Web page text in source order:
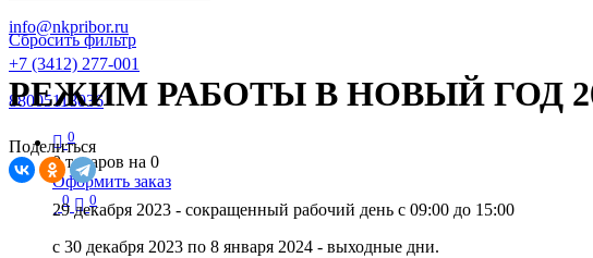
info@nkpribor.ru
+7 (3412) 277-001
88005118036
0
0 товаров на 0
Оформить заказ
0 0
Сбросить фильтр
РЕЖИМ РАБОТЫ В НОВЫЙ ГОД
Поделиться
29 декабря 2023 - сокращенный рабочий день с 09:00 до 15:00
с 30 декабря 2023 по 8 января 2024 - выходные дни.